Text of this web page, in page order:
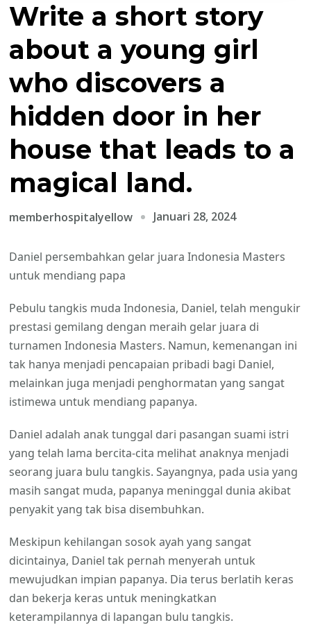
Write a short story
about a young girl
who discovers a
hidden door in her
house that leads to a
magical land.
memberhospitalyellow Januari 28, 2024
Daniel persembahkan gelar juara Indonesia Masters
untuk mendiang papa
Pebulu tangkis muda Indonesia, Daniel, telah mengukir
prestasi gemilang dengan meraih gelar juara di
turnamen Indonesia Masters. Namun, kemenangan ini
tak hanya menjadi pencapaian pribadi bagi Daniel,
melainkan juga menjadi penghormatan yang sangat
istimewa untuk mendiang papanya.
Daniel adalah anak tunggal dari pasangan suami istri
yang telah lama bercita-cita melihat anaknya menjadi
seorang juara bulu tangkis. Sayangnya, pada usia yang
masih sangat muda, papanya meninggal dunia akibat
penyakit yang tak bisa disembuhkan.
Meskipun kehilangan sosok ayah yang sangat
dicintainya, Daniel tak pernah menyerah untuk
mewujudkan impian papanya. Dia terus berlatih keras
dan bekerja keras untuk meningkatkan
keterampilannya di lapangan bulu tangkis.